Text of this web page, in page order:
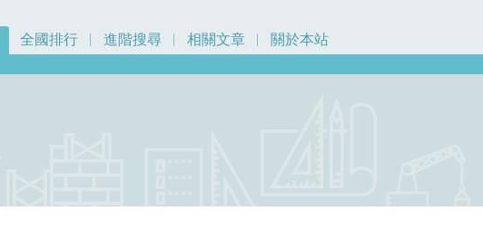
全國排行 進階搜尋 相關文章 關於本站